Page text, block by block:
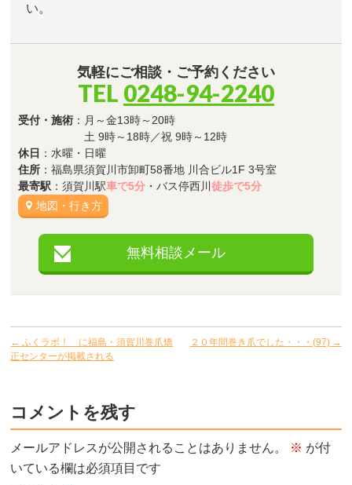
い。
気軽にご相談・ご予約ください
TEL 0248-94-2240
受付・施術 ：月～金13時～20時
土 9時～18時／祝 9時～12時
休日 ：水曜・日曜
住所 ：福島県須賀川市卸町58番地 川合ビル1F 3号室
最寄駅 ：須賀川駅車で5分 ・バス停西川徒歩で5分
地図・行き方
無料相談メール
← ふくラボ！ に福島・須賀川巻爪矯
正センターが掲載される
２０年間巻き爪でした・・・(97) →
コメントを残す
メールアドレスが公開されることはありません。 ※ が付
いている欄は必須項目です